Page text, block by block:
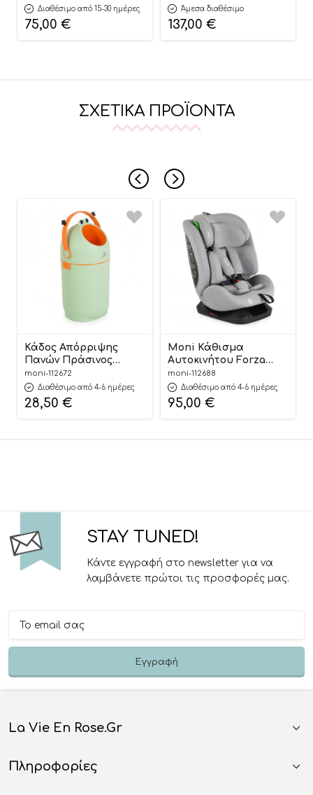
Πολυθρόνα 12m+, As
Company
Διαθέσιμο από 15-30 ημέρες
75,00 €
Άμεσα διαθέσιμο
137,00 €
ΣΧΕΤΙΚΆ ΠΡΟΪΌΝΤΑ
Κάδος Απόρριψης
Πανών Πράσινος
Nubbi Green Hygiene
Basket 3800146273279 –
Cangaroo
moni-112672
Διαθέσιμο από 4-6 ημέρες
28,50 €
Moni Κάθισμα
Αυτοκινήτου Forza
Dark Grey 40-150cm
3801005153725
moni-112688
Διαθέσιμο από 4-6 ημέρες
95,00 €
STAY TUNED!
Κάντε εγγραφή στο newsletter για να
λαμβάνετε πρώτοι τις προσφορές μας.
La Vie En Rose.gr
Πληροφορίες